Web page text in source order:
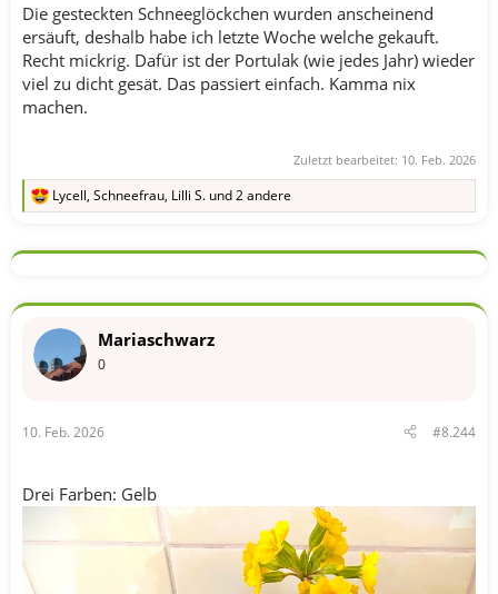
Die gesteckten Schneeglöckchen wurden anscheinend
ersäuft, deshalb habe ich letzte Woche welche gekauft.
Recht mickrig. Dafür ist der Portulak (wie jedes Jahr) wieder
viel zu dicht gesät. Das passiert einfach. Kamma nix
machen.
Zuletzt bearbeitet: 10. Feb. 2026
R
k
o
e
n
Lycell, Schneefrau, Lilli S. und 2 andere
Mariaschwarz
0
10. Feb. 2026 #8.244
Drei Farben: Gelb